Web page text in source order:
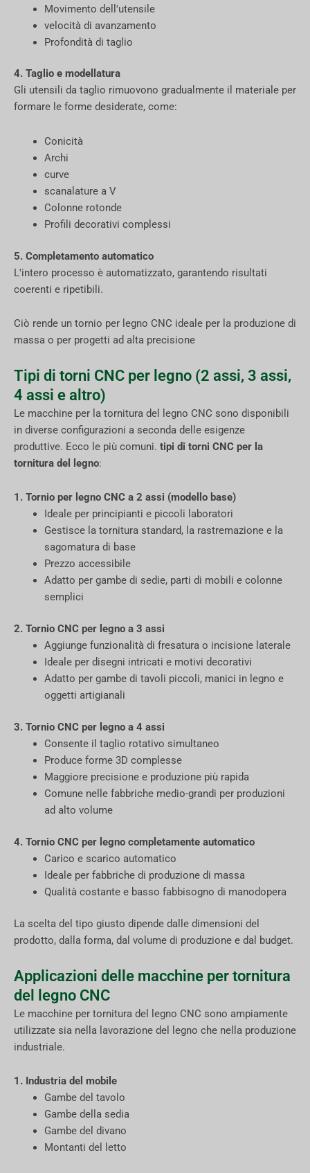
Movimento dell'utensile
velocità di avanzamento
Profondità di taglio
4. Taglio e modellatura
Gli utensili da taglio rimuovono gradualmente il materiale per
formare le forme desiderate, come:
Conicità
Archi
curve
scanalature a V
Colonne rotonde
Profili decorativi complessi
5. Completamento automatico
L'intero processo è automatizzato, garantendo risultati
coerenti e ripetibili.
Ciò rende un tornio per legno CNC ideale per la produzione di
massa o per progetti ad alta precisione
Tipi di torni CNC per legno (2 assi, 3 assi,
4 assi e altro)
Le macchine per la tornitura del legno CNC sono disponibili
in diverse configurazioni a seconda delle esigenze
produttive. Ecco le più comuni. tipi di torni CNC per la
tornitura del legno:
1. Tornio per legno CNC a 2 assi (modello base)
Ideale per principianti e piccoli laboratori
Gestisce la tornitura standard, la rastremazione e la
sagomatura di base
Prezzo accessibile
Adatto per gambe di sedie, parti di mobili e colonne
semplici
2. Tornio CNC per legno a 3 assi
Aggiunge funzionalità di fresatura o incisione laterale
Ideale per disegni intricati e motivi decorativi
Adatto per gambe di tavoli piccoli, manici in legno e
oggetti artigianali
3. Tornio CNC per legno a 4 assi
Consente il taglio rotativo simultaneo
Produce forme 3D complesse
Maggiore precisione e produzione più rapida
Comune nelle fabbriche medio-grandi per produzioni
ad alto volume
4. Tornio CNC per legno completamente automatico
Carico e scarico automatico
Ideale per fabbriche di produzione di massa
Qualità costante e basso fabbisogno di manodopera
La scelta del tipo giusto dipende dalle dimensioni del
prodotto, dalla forma, dal volume di produzione e dal budget.
Applicazioni delle macchine per tornitura
del legno CNC
Le macchine per tornitura del legno CNC sono ampiamente
utilizzate sia nella lavorazione del legno che nella produzione
industriale.
1. Industria del mobile
Gambe del tavolo
Gambe della sedia
Gambe del divano
Montanti del letto